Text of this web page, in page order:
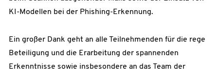
KI-Modellen bei der Phishing-Erkennung.
Ein großer Dank geht an alle Teilnehmenden für die rege
Beteiligung und die Erarbeitung der spannenden
Erkenntnisse sowie insbesondere an das Team der